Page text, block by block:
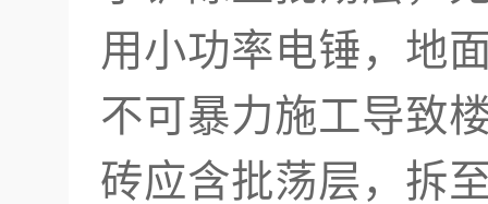
用小功率电锤，地
不可暴力施工导致
砖应含批荡层，拆